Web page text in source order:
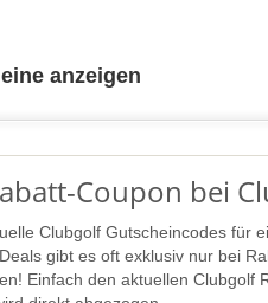
anzeigen
Coupon bei
Clubgolf Gutscheincodes für
gibt es oft exklusiv nur bei
Einfach den aktuellen Clubgolf